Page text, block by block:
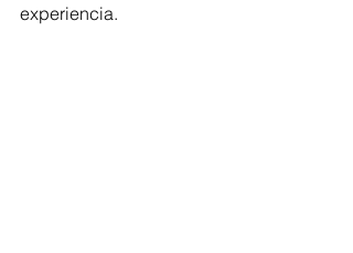
experiencia.